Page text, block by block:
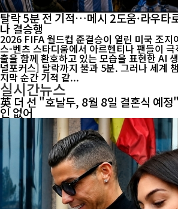
탈락 5분 전 기적…메시 2도움·라우타
나 결승행
2026 FIFA 월드컵 준결승이 열린 미국 조지
스-벤츠 스타디움에서 아르헨티나 팬들이
출을 함께 환호하고 있는 모습을 표현한 AI 생성 이
널포커스] 탈락까지 불과 5분. 그러나 세계
지막 순간 기적 같...
실시간뉴스
英 더 선 "호날두, 8월 8일 결혼식 예
인 없어